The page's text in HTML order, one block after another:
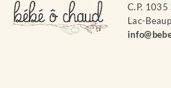
C.P. 1035
Lac-